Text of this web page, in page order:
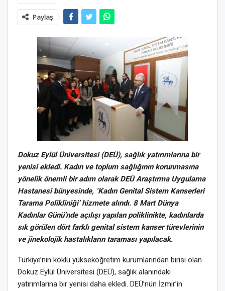
Paylaş
Dokuz Eylül Üniversitesi (DEÜ), sağlık yatırımlarına bir
yenisi ekledi. Kadın ve toplum sağlığının korunmasına
yönelik önemli bir adım olarak DEÜ Araştırma Uygulama
Hastanesi bünyesinde, ‘Kadın Genital Sistem Kanserleri
Tarama Polikliniği’ hizmete alındı. 8 Mart Dünya
Kadınlar Günü’nde açılışı yapılan poliklinikte, kadınlarda
sık görülen dört farklı genital sistem kanser türevlerinin
ve jinekolojik hastalıkların taraması yapılacak.
Türkiye’nin köklü yükseköğretim kurumlarından birisi olan
Dokuz Eylül Üniversitesi (DEÜ), sağlık alanındaki
yatırımlarına bir yenisi daha ekledi. DEÜ’nün İzmir’in